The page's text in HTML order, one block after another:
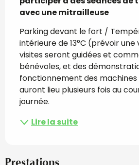
avec une mitrailleuse
Parking devant le fort /
intérieure de 13°C (prévoir une
visites seront guidées et
bénévoles, et des
fonctionnement des machines
auront lieu plusieurs fois au
journée.
Lire la suite
Prestations